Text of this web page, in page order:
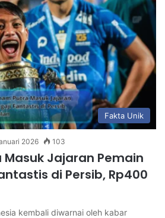
Fakta Unik
2026 103
Jajaran Pemain
di Persib, Rp400
kembali diwarnai oleh kabar